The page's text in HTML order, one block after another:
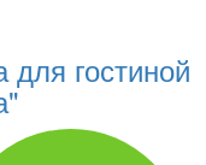
для гостиной